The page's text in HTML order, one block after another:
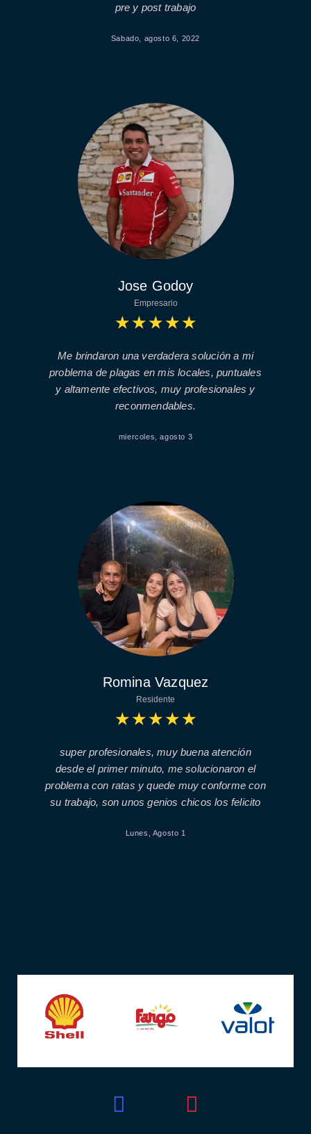
pre y post trabajo
Sabado, agosto 6, 2022
Jose Godoy
Empresario
★★★★★
Me brindaron una verdadera solución a mi
problema de plagas en mis locales, puntuales
y altamente efectivos, muy profesionales y
reconmendables.
miercoles, agosto 3
Romina Vazquez
Residente
★★★★★
super profesionales, muy buena atención
desde el primer minuto, me solucionaron el
problema con ratas y quede muy conforme con
su trabajo, son unos genios chicos los felicito
Lunes, Agosto 1